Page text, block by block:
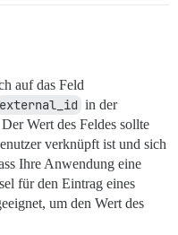
auf das Feld
external_id in der
Wert des Feldes sollte
verknüpft ist und sich
Ihre Anwendung eine
für den Eintrag eines
um den Wert des